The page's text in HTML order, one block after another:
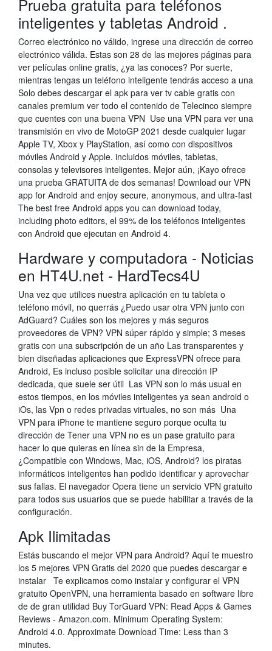
Prueba gratuita para teléfonos
inteligentes y tabletas Android .
Correo electrónico no válido, ingrese una dirección de correo
electrónico válida. Estas son 28 de las mejores páginas para
ver películas online gratis, ¿ya las conoces? Por suerte,
mientras tengas un teléfono inteligente tendrás acceso a una
Solo debes descargar el apk para ver tv cable gratis con
canales premium ver todo el contenido de Telecinco siempre
que cuentes con una buena VPN Use una VPN para ver una
transmisión en vivo de MotoGP 2021 desde cualquier lugar
Apple TV, Xbox y PlayStation, así como con dispositivos
móviles Android y Apple. incluidos móviles, tabletas,
consolas y televisores inteligentes. Mejor aún, ¡Kayo ofrece
una prueba GRATUITA de dos semanas! Download our VPN
app for Android and enjoy secure, anonymous, and ultra-fast
The best free Android apps you can download today,
including photo editors, el 99% de los teléfonos inteligentes
con Android que ejecutan en Android 4.
Hardware y computadora - Noticias
en HT4U.net - HardTecs4U
Una vez que utilices nuestra aplicación en tu tableta o
teléfono móvil, no querrás ¿Puedo usar otra VPN junto con
AdGuard? Cuáles son los mejores y más seguros
proveedores de VPN? VPN súper rápido y simple; 3 meses
gratis con una subscripción de un año Las transparentes y
bien diseñadas aplicaciones que ExpressVPN ofrece para
Android, Es incluso posible solicitar una dirección IP
dedicada, que suele ser útil Las VPN son lo más usual en
estos tiempos, en los móviles inteligentes ya sean android o
iOs, las Vpn o redes privadas virtuales, no son más Una
VPN para iPhone te mantiene seguro porque oculta tu
dirección de Tener una VPN no es un pase gratuito para
hacer lo que quieras en línea sin de la Empresa,
¿Compatible con Windows, Mac, iOS, Android? los piratas
informáticos inteligentes han podido identificar y aprovechar
sus fallas. El navegador Opera tiene un servicio VPN gratuito
para todos sus usuarios que se puede habilitar a través de la
configuración.
Apk Ilimitadas
Estás buscando el mejor VPN para Android? Aquí te muestro
los 5 mejores VPN Gratis del 2020 que puedes descargar e
instalar Te explicamos como instalar y configurar el VPN
gratuito OpenVPN, una herramienta basado en software libre
de de gran utilidad Buy TorGuard VPN: Read Apps & Games
Reviews - Amazon.com. Minimum Operating System:
Android 4.0. Approximate Download Time: Less than 3
minutes.